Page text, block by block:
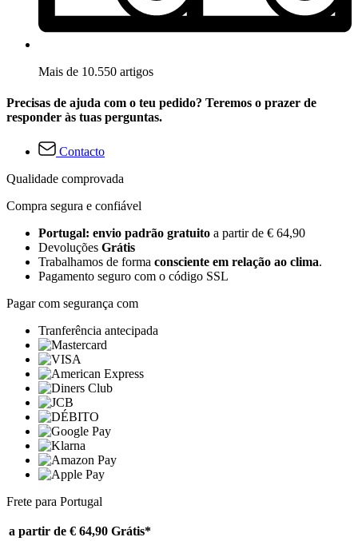
Mais de 10.550 artigos
Precisas de ajuda com o teu pedido? Teremos o prazer de
responder às tuas perguntas.
Contacto
Qualidade comprovada
Compra segura e confiável
Portugal: envio padrão gratuito a partir de € 64,90
Devoluções Grátis
Trabalhamos de forma consciente em relação ao clima.
Pagamento seguro com o código SSL
Pagar com segurança com
Tranferência antecipada
Frete para Portugal
a partir de € 64,90 Grátis*